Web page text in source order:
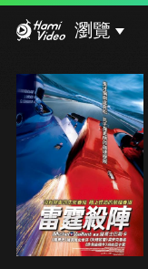
瀏覽